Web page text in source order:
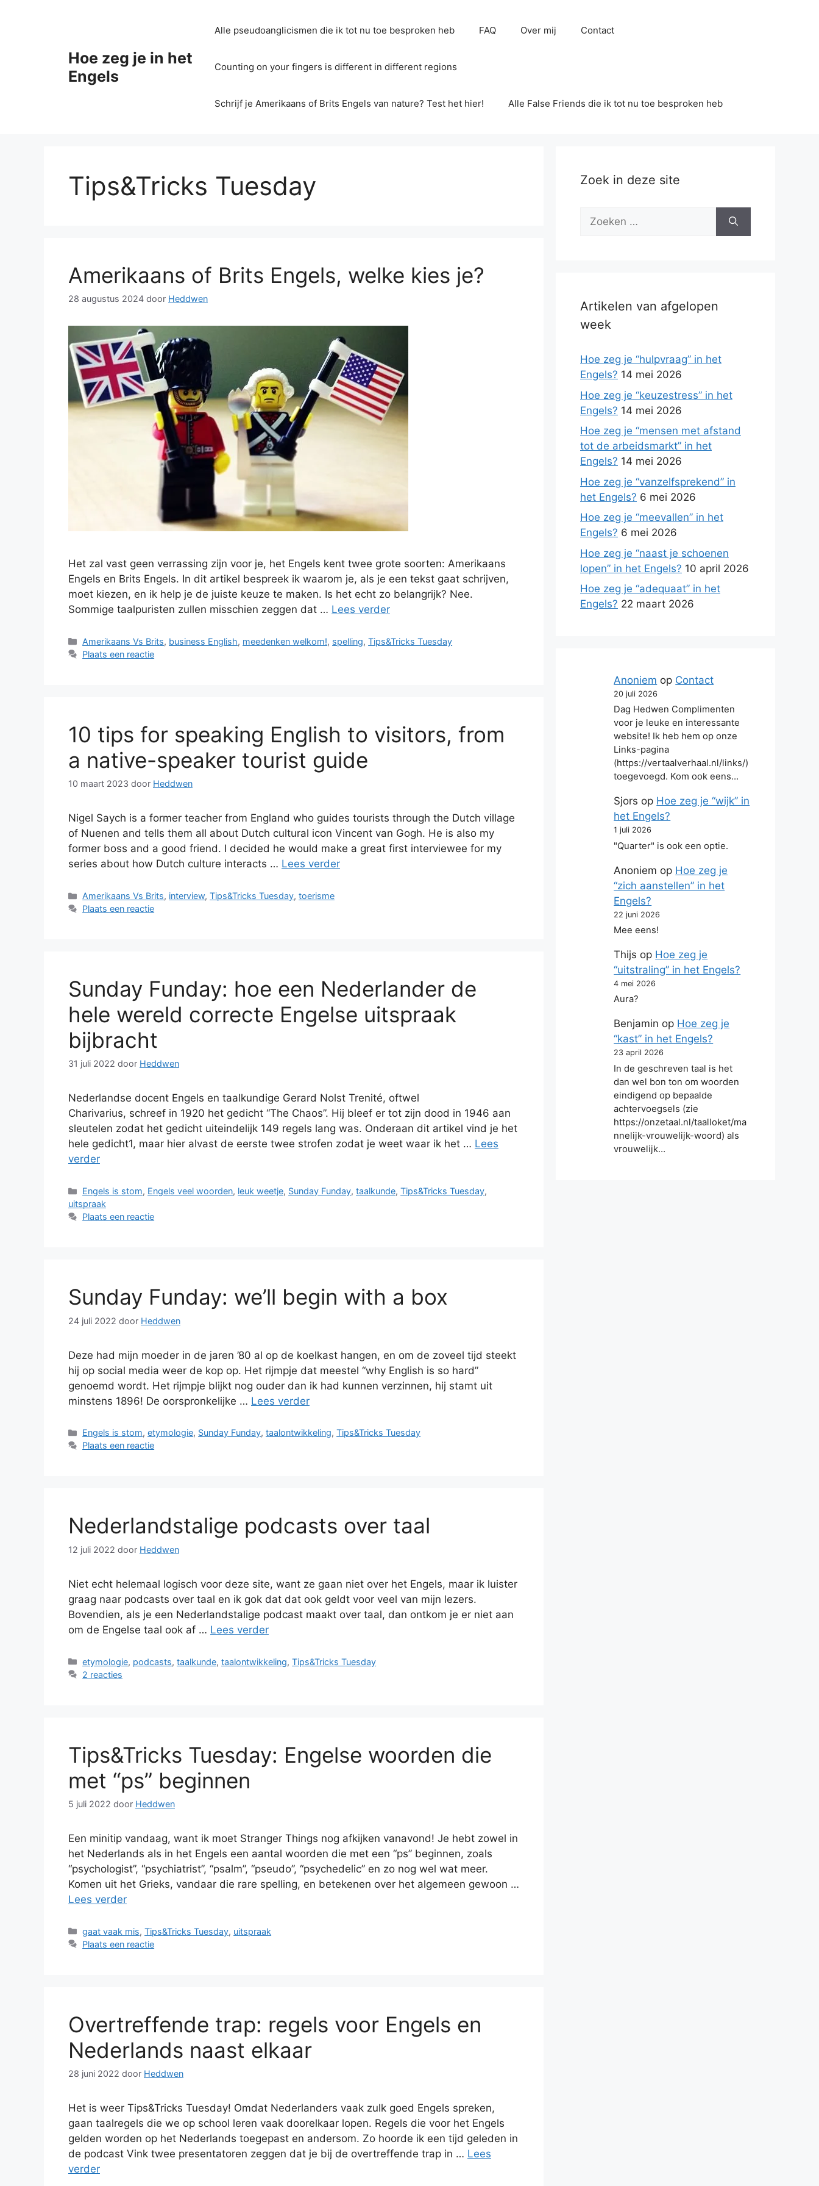
Hoe zeg je in het
Engels
Alle pseudoanglicismen die ik tot nu toe besproken heb FAQ Over mij Contact
Counting on your fingers is different in different regions
Schrijf je Amerikaans of Brits Engels van nature? Test het hier! Alle False Friends die ik tot nu toe besproken heb
Tips&Tricks Tuesday
Amerikaans of Brits Engels, welke kies je?
28 augustus 2024 door Heddwen
Het zal vast geen verrassing zijn voor je, het Engels kent twee grote soorten: Amerikaans
Engels en Brits Engels. In dit artikel bespreek ik waarom je, als je een tekst gaat schrijven,
moet kiezen, en ik help je de juiste keuze te maken. Is het echt zo belangrijk? Nee.
Sommige taalpuristen zullen misschien zeggen dat … Lees verder
Categorieën
Amerikaans Vs Brits, business English, meedenken welkom!, spelling,Tips&Tricks Tuesday
Plaats een reactie
10 tips for speaking English to visitors, from
a native-speaker tourist guide
10 maart 2023 door Heddwen
Nigel Saych is a former teacher from England who guides tourists through the Dutch village
of Nuenen and tells them all about Dutch cultural icon Vincent van Gogh. He is also my
former boss and a good friend. I decided he would make a great first interviewee for my
series about how Dutch culture interacts … Lees verder
Categorieën
Amerikaans Vs Brits, interview,Tips&Tricks Tuesday,toerisme
Plaats een reactie
Sunday Funday: hoe een Nederlander de
hele wereld correcte Engelse uitspraak
bijbracht
31 juli 2022 door Heddwen
Nederlandse docent Engels en taalkundige Gerard Nolst Trenité, oftwel
Charivarius, schreef in 1920 het gedicht “The Chaos”. Hij bleef er tot zijn dood in 1946 aan
sleutelen zodat het gedicht uiteindelijk 149 regels lang was. Onderaan dit artikel vind je het
hele gedicht1, maar hier alvast de eerste twee strofen zodat je weet waar ik het … Lees
verder
Categorieën
Engels is stom, Engels veel woorden, leuk weetje, Sunday Funday,taalkunde,Tips&Tricks Tuesday,
uitspraak
Plaats een reactie
Sunday Funday: we’ll begin with a box
24 juli 2022 door Heddwen
Deze had mijn moeder in de jaren ’80 al op de koelkast hangen, en om de zoveel tijd steekt
hij op social media weer de kop op. Het rijmpje dat meestel “why English is so hard”
genoemd wordt. Het rijmpje blijkt nog ouder dan ik had kunnen verzinnen, hij stamt uit
minstens 1896! De oorspronkelijke … Lees verder
Categorieën
Engels is stom,etymologie, Sunday Funday,taalontwikkeling,Tips&Tricks Tuesday
Plaats een reactie
Nederlandstalige podcasts over taal
12 juli 2022 door Heddwen
Niet echt helemaal logisch voor deze site, want ze gaan niet over het Engels, maar ik luister
graag naar podcasts over taal en ik gok dat dat ook geldt voor veel van mijn lezers.
Bovendien, als je een Nederlandstalige podcast maakt over taal, dan ontkom je er niet aan
om de Engelse taal ook af … Lees verder
Categorieën
etymologie, podcasts,taalkunde,taalontwikkeling,Tips&Tricks Tuesday
2 reacties
Tips&Tricks Tuesday: Engelse woorden die
met “ps” beginnen
5 juli 2022 door Heddwen
Een minitip vandaag, want ik moet Stranger Things nog afkijken vanavond! Je hebt zowel in
het Nederlands als in het Engels een aantal woorden die met een “ps” beginnen, zoals
“psychologist”, “psychiatrist”, “psalm”, “pseudo”, “psychedelic” en zo nog wel wat meer.
Komen uit het Grieks, vandaar die rare spelling, en betekenen over het algemeen gewoon …
Lees verder
Categorieën
gaat vaak mis,Tips&Tricks Tuesday, uitspraak
Plaats een reactie
Overtreffende trap: regels voor Engels en
Nederlands naast elkaar
28 juni 2022 door Heddwen
Het is weer Tips&Tricks Tuesday! Omdat Nederlanders vaak zulk goed Engels spreken,
gaan taalregels die we op school leren vaak doorelkaar lopen. Regels die voor het Engels
gelden worden op het Nederlands toegepast en andersom. Zo hoorde ik een tijd geleden in
de podcast Vink twee presentatoren zeggen dat je bij de overtreffende trap in … Lees
verder
Zoek in deze site
Zoek
Artikelen van afgelopen
week
Hoe zeg je “hulpvraag” in het
Engels? 14 mei 2026
Hoe zeg je “keuzestress” in het
Engels? 14 mei 2026
Hoe zeg je “mensen met afstand
tot de arbeidsmarkt” in het
Engels? 14 mei 2026
Hoe zeg je “vanzelfsprekend” in
het Engels? 6 mei 2026
Hoe zeg je “meevallen” in het
Engels? 6 mei 2026
Hoe zeg je “naast je schoenen
lopen” in het Engels? 10 april 2026
Hoe zeg je “adequaat” in het
Engels? 22 maart 2026
Anoniem op Contact
20 juli 2026
Dag Hedwen Complimenten
voor je leuke en interessante
website! Ik heb hem op onze
Links-pagina
(https://vertaalverhaal.nl/links/)
toegevoegd. Kom ook eens…
Sjors op Hoe zeg je “wijk” in
het Engels?
1 juli 2026
"Quarter" is ook een optie.
Anoniem op Hoe zeg je
“zich aanstellen” in het
Engels?
22 juni 2026
Mee eens!
Thijs op Hoe zeg je
“uitstraling” in het Engels?
4 mei 2026
Aura?
Benjamin op Hoe zeg je
“kast” in het Engels?
23 april 2026
In de geschreven taal is het
dan wel bon ton om woorden
eindigend op bepaalde
achtervoegsels (zie
https://onzetaal.nl/taalloket/ma
nnelijk-vrouwelijk-woord) als
vrouwelijk…